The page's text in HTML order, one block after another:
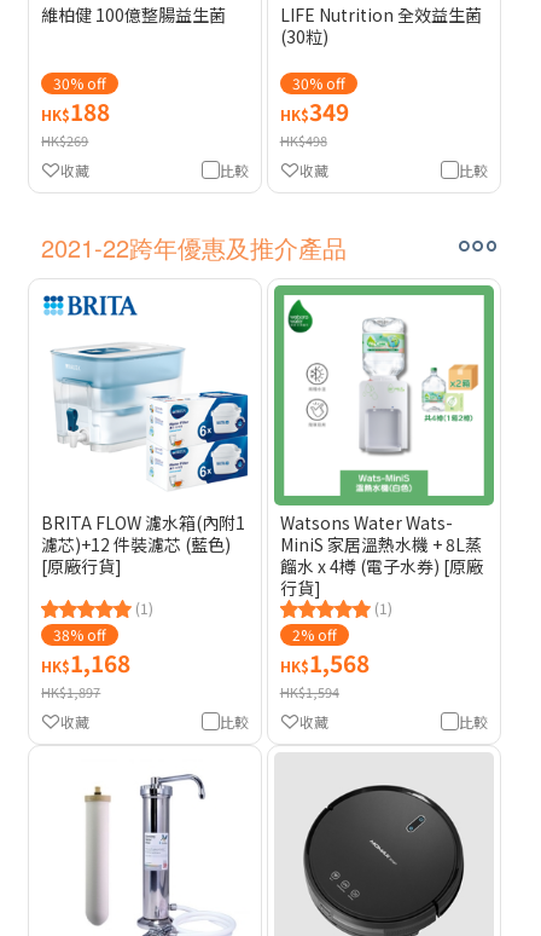
維柏健 100億整腸益生菌
30% off
HK$188
HK$269
比較
收藏
LIFE Nutrition 全效益生菌
(30粒)
30% off
HK$349
HK$498
比較
收藏
2021-22跨年優惠及推介產品
BRITA FLOW 濾水箱(內附1
濾芯)+12 件裝濾芯 (藍色)
[原廠行貨]
(1)
38% off
HK$1,168
HK$1,897
比較
收藏
Watsons Water Wats-
MiniS 家居溫熱水機 + 8L蒸
餾水 x 4樽 (電子水券) [原廠
行貨]
(1)
2% off
HK$1,568
HK$1,594
比較
收藏